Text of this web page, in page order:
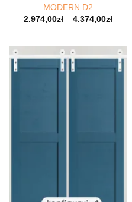
MODERN D2
2.974,00zł– 4.374,00zł